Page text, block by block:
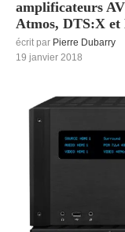
amplificateurs
Atmos, DTS:X
écrit par Pierre Dubarry
19 janvier 2018